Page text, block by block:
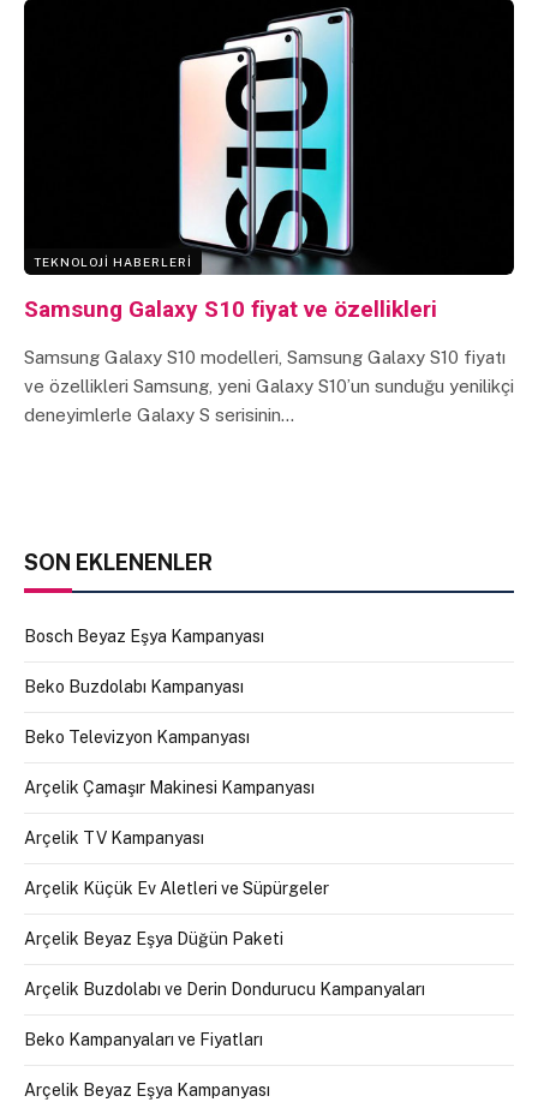
TEKNOLOJI HABERLERI
Samsung Galaxy S10 fiyat ve özellikleri
Samsung Galaxy S10 modelleri, Samsung Galaxy S10 fiyatı
ve özellikleri Samsung, yeni Galaxy S10’un sunduğu yenilikçi
deneyimlerle Galaxy S serisinin…
SON EKLENENLER
Bosch Beyaz Eşya Kampanyası
Beko Buzdolabı Kampanyası
Beko Televizyon Kampanyası
Arçelik Çamaşır Makinesi Kampanyası
Arçelik TV Kampanyası
Arçelik Küçük Ev Aletleri ve Süpürgeler
Arçelik Beyaz Eşya Düğün Paketi
Arçelik Buzdolabı ve Derin Dondurucu Kampanyaları
Beko Kampanyaları ve Fiyatları
Arçelik Beyaz Eşya Kampanyası